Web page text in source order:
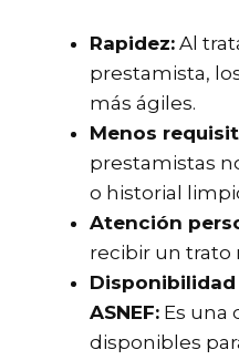
Rapidez: Al
prestamista,
más ágiles.
Menos
prestamistas
o historial
Atención
recibir un trato
Disponibilidad
ASNEF: Es una
disponibles